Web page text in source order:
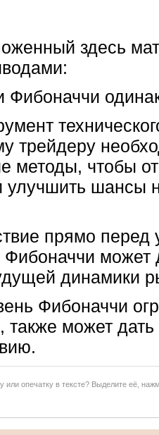
здесь
Фибоначчи
трейдеру
методы, чтобы
улучшить шансы
прямо перед
Фибоначчи может
динамики
Фибоначчи
также может
или опечатку в тексте? Выделите её,